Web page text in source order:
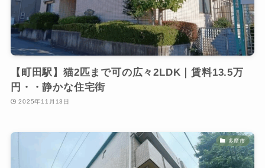
【町田駅】猫2匹まで可の広々2LDK｜賃料13.5万
円・・静かな住宅街
2025年11月13日
多摩市